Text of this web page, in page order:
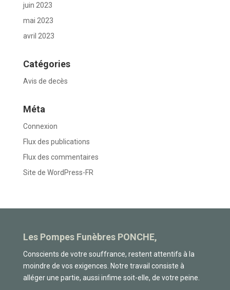
juin 2023
mai 2023
avril 2023
Catégories
Avis de decès
Méta
Connexion
Flux des publications
Flux des commentaires
Site de WordPress-FR
Les Pompes Funèbres PONCHE,
Conscients de votre souffrance, restent attentifs à la
moindre de vos exigences. Notre travail consiste à
alléger une partie, aussi infime soit-elle, de votre peine.